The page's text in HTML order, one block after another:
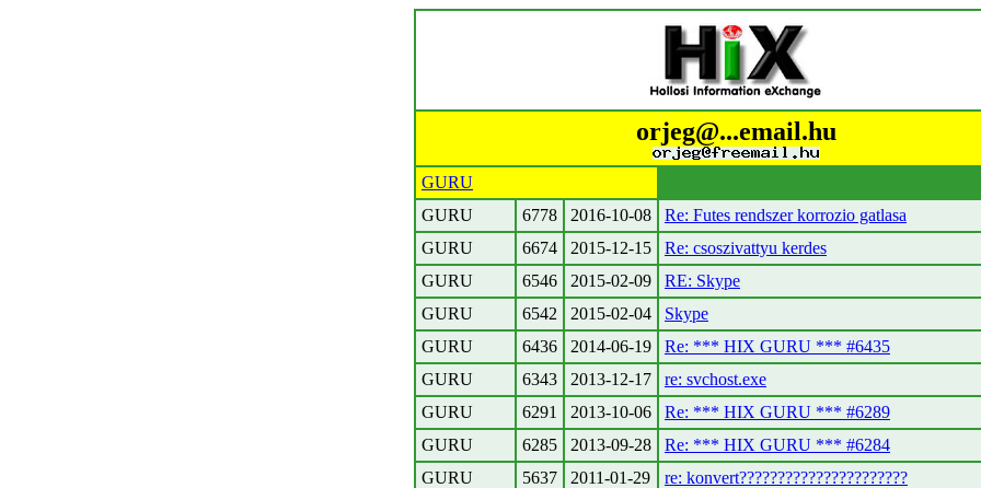
orjeg@...email.hu
GURU
GURU
6778 2016-10-08
Re: Futes rendszer korrozio gatlasa
GURU
6674 2015-12-15
Re: csoszivattyu kerdes
GURU
6546 2015-02-09
RE: Skype
GURU
6542 2015-02-04
Skype
GURU
6436 2014-06-19
Re: *** HIX GURU *** #6435
GURU
6343 2013-12-17
re: svchost.exe
GURU
6291 2013-10-06
Re: *** HIX GURU *** #6289
GURU
6285 2013-09-28
Re: *** HIX GURU *** #6284
GURU
5637 2011-01-29
re: konvert??????????????????????